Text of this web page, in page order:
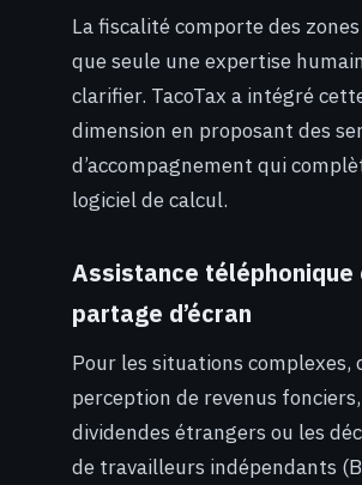
La fiscalité comporte des zones
que seule une expertise
clarifier. TacoTax a intégré
dimension en proposant des
d’accompagnement qui
logiciel de calcul.
Assistance téléphonique
partage d’écran
Pour les situations complexes,
perception de revenus
dividendes étrangers ou les
de travailleurs indépendants